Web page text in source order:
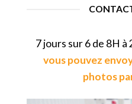
7 jours sur 6 de 8H à
vous pouvez
photos